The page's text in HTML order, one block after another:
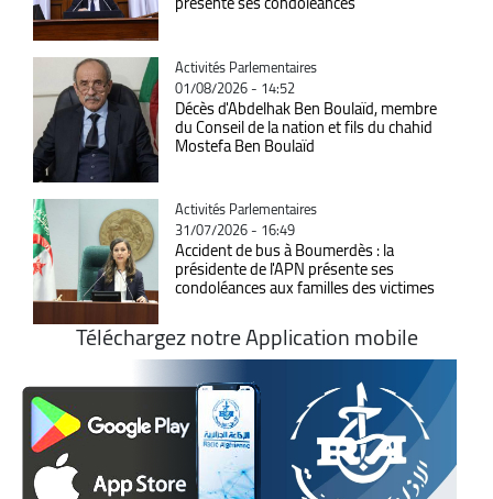
Catégorie
Activités Parlementaires
01/08/2026 - 14:52
Décès d'Abdelhak Ben Boulaïd, membre
du Conseil de la nation et fils du chahid
Mostefa Ben Boulaïd
Catégorie
Activités Parlementaires
31/07/2026 - 16:49
Accident de bus à Boumerdès : la
présidente de l'APN présente ses
condoléances aux familles des victimes
Téléchargez notre Application mobile